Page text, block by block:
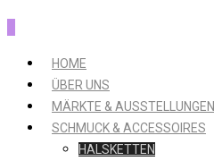
HOME
ÜBER UNS
MÄRKTE & AUSSTELLUNGEN
SCHMUCK & ACCESSOIRES
HALSKETTEN